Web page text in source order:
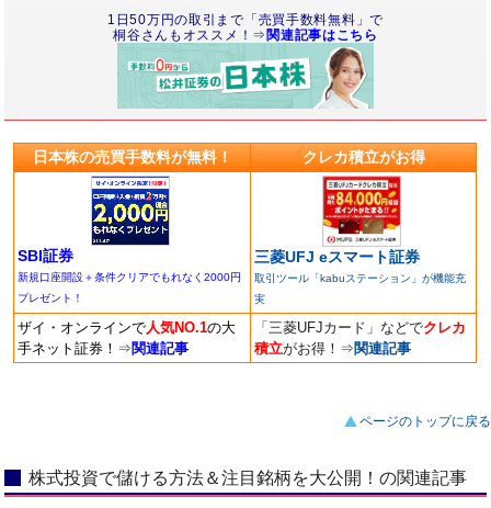
1日50万円の取引まで「売買手数料無料」で
桐谷さんもオススメ！⇒ 関連記事はこちら
日本株の売買手数料が無料！ クレカ積立がお得
SBI証券
新規口座開設＋条件クリアでもれなく2000円
プレゼント！
三菱UFJ eスマート証券
取引ツール「kabuステーション」が機能充
実
ザイ・オンラインで人気NO.1の大
手ネット証券！ ⇒ 関連記事
「三菱UFJカード」などでクレカ
積立がお得！ ⇒ 関連記事
ページのトップに戻る
株式投資で儲ける方法＆注目銘柄を大公開！の関連記事